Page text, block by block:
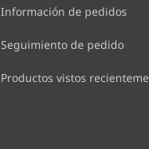
Información de pedidos
Seguimiento de pedido
Productos vistos